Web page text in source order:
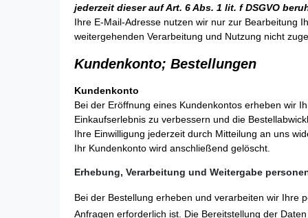
jederzeit dieser auf Art. 6 Abs. 1 lit. f DSGVO
Ihre E-Mail-Adresse nutzen wir nur zur Bearbeitung
weitergehenden Verarbeitung und Nutzung nicht
Kundenkonto; Bestellungen
Kundenkonto
Bei der Eröffnung eines Kundenkontos erheben wir
Einkaufserlebnis zu verbessern und die
Ihre Einwilligung jederzeit durch Mitteilung an uns
Ihr Kundenkonto wird anschließend gelöscht.
Erhebung, Verarbeitung und Weitergabe
Bei der Bestellung erheben und verarbeiten wir Ihre
Anfragen erforderlich ist. Die Bereitstellung der